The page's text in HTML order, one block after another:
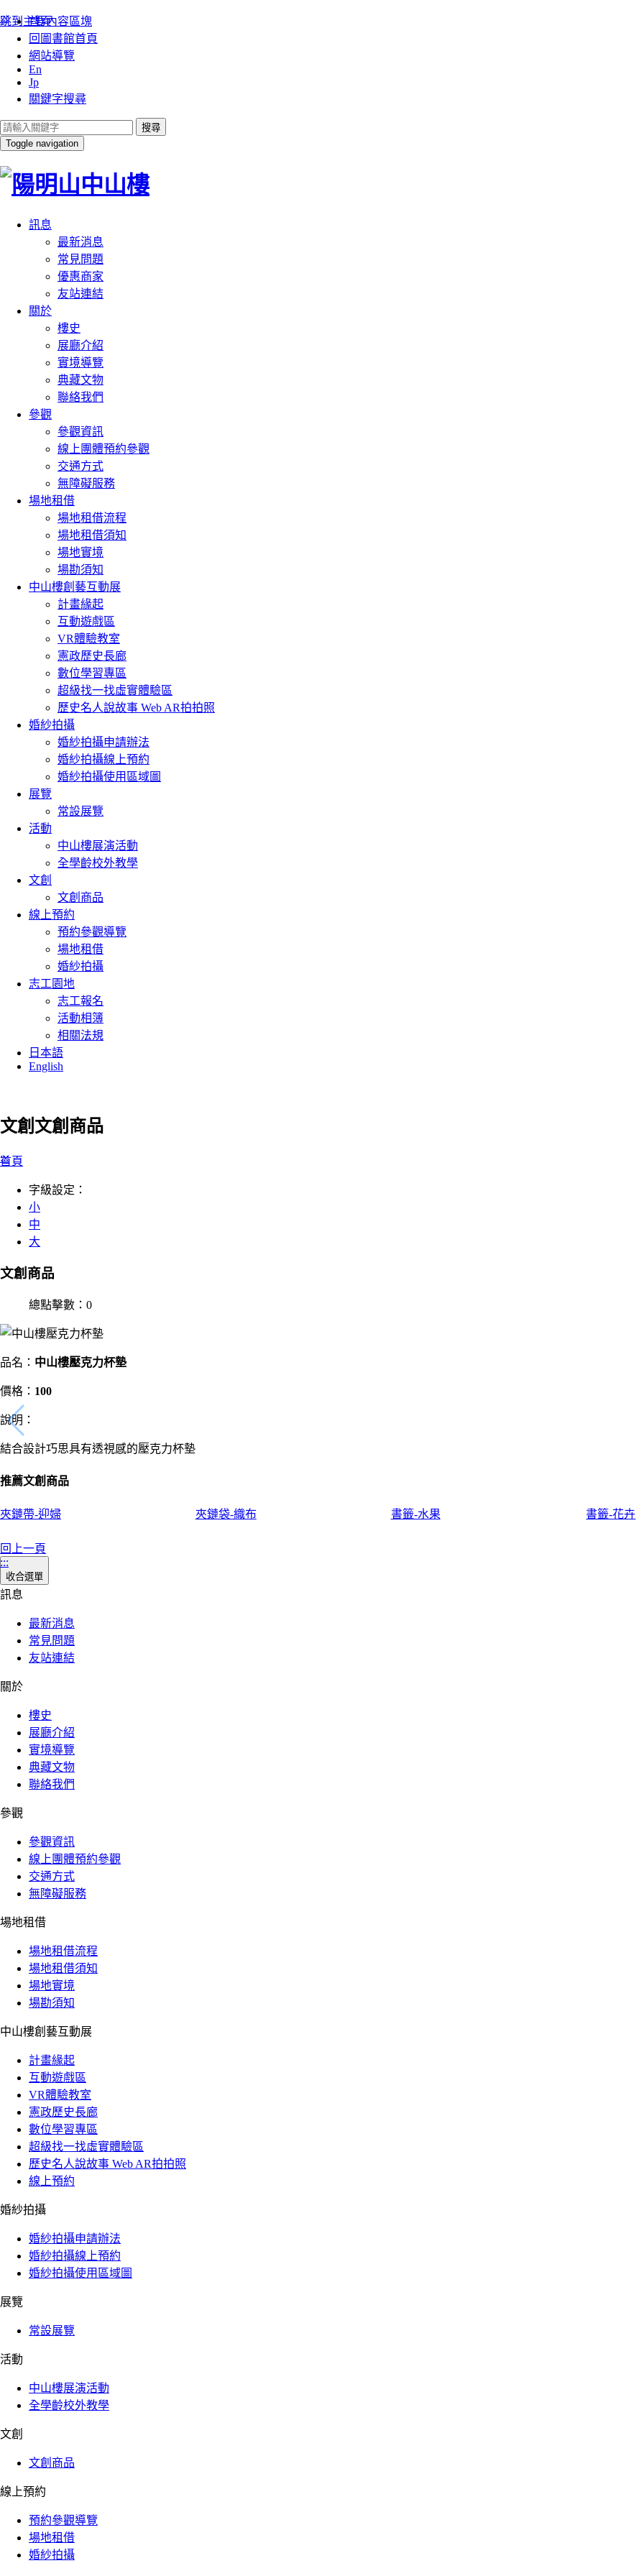
跳到主要內容區塊
:::
首頁
回圖書館首頁
網站導覽
En
Jp
關鍵字搜尋
搜尋
Toggle navigation
訊息
最新消息
常見問題
優惠商家
友站連結
關於
樓史
展廳介紹
實境導覽
典藏文物
聯絡我們
參觀
參觀資訊
線上團體預約參觀
交通方式
無障礙服務
場地租借
場地租借流程
場地租借須知
場地實境
場勘須知
中山樓創藝互動展
計畫緣起
互動遊戲區
VR體驗教室
憲政歷史長廊
數位學習專區
超級找一找虛實體驗區
歷史名人說故事 Web AR拍拍照
婚紗拍攝
婚紗拍攝申請辦法
婚紗拍攝線上預約
婚紗拍攝使用區域圖
展覽
常設展覽
活動
中山樓展演活動
全學齡校外教學
文創
文創商品
線上預約
預約參觀導覽
場地租借
婚紗拍攝
志工園地
志工報名
活動相簿
相關法規
日本語
English
文創 文創商品
:::
首頁
字級設定：
小
中
大
文創商品
總點擊數：0
品名： 中山樓壓克力杯墊
價格： 100
說明：
結合設計巧思具有透視感的壓克力杯墊
推薦文創商品
夾鏈帶-迎婦 夾鏈袋-織布 書籤-水果 書籤-花卉
回上一頁
:::
收合選單
訊息
最新消息
常見問題
友站連結
關於
樓史
展廳介紹
實境導覽
典藏文物
聯絡我們
參觀
參觀資訊
線上團體預約參觀
交通方式
無障礙服務
場地租借
場地租借流程
場地租借須知
場地實境
場勘須知
中山樓創藝互動展
計畫緣起
互動遊戲區
VR體驗教室
憲政歷史長廊
數位學習專區
超級找一找虛實體驗區
歷史名人說故事 Web AR拍拍照
線上預約
婚紗拍攝
婚紗拍攝申請辦法
婚紗拍攝線上預約
婚紗拍攝使用區域圖
展覽
常設展覽
活動
中山樓展演活動
全學齡校外教學
文創
文創商品
線上預約
預約參觀導覽
場地租借
婚紗拍攝